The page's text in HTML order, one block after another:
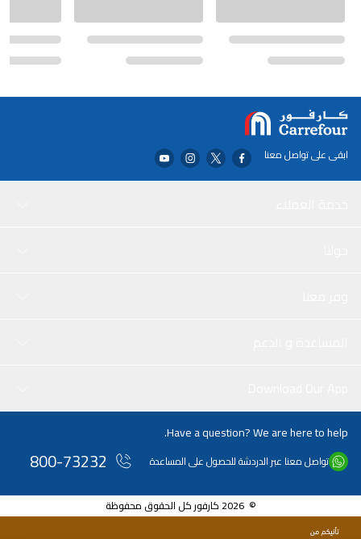
ابقى على تواصل معنا
Have a question? We are here to help.
تواصل معنا عبر الدردشة للحصول على المساعدة 800-73232
© 2026 كارفور كل الحقوق محفوظة